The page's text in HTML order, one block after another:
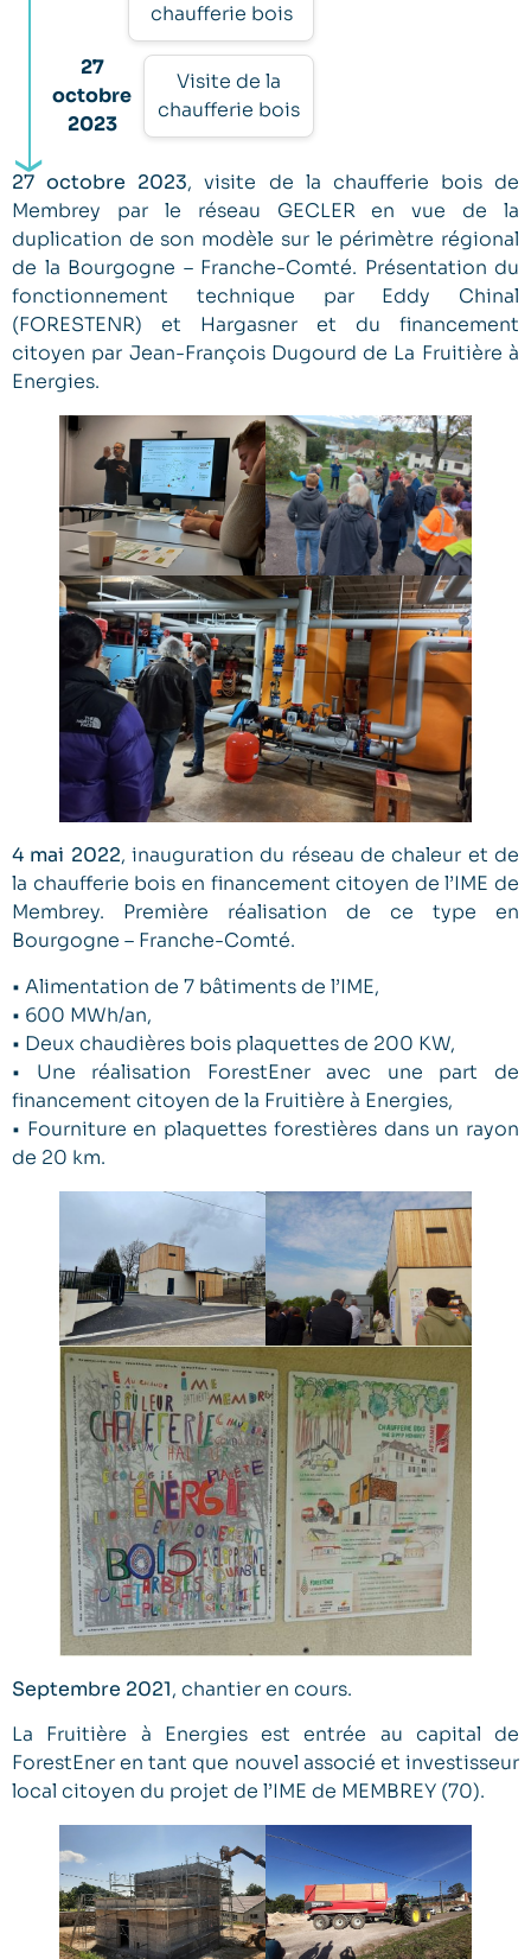
chaufferie bois
27
octobre
2023
Visite de la
chaufferie bois
27 octobre 2023, visite de la chaufferie bois de
Membrey par le réseau GECLER en vue de la
duplication de son modèle sur le périmètre régional
de la Bourgogne – Franche-Comté. Présentation du
fonctionnement technique par Eddy Chinal
(FORESTENR) et Hargasner et du financement
citoyen par Jean-François Dugourd de La Fruitière à
Energies.
4 mai 2022, inauguration du réseau de chaleur et de
la chaufferie bois en financement citoyen de l’IME de
Membrey. Première réalisation de ce type en
Bourgogne – Franche-Comté.
• Alimentation de 7 bâtiments de l’IME,
• 600 MWh/an,
• Deux chaudières bois plaquettes de 200 KW,
• Une réalisation ForestEner avec une part de
financement citoyen de la Fruitière à Energies,
• Fourniture en plaquettes forestières dans un rayon
de 20 km.
Septembre 2021, chantier en cours.
La Fruitière à Energies est entrée au capital de
ForestEner en tant que nouvel associé et investisseur
local citoyen du projet de l’IME de MEMBREY (70).